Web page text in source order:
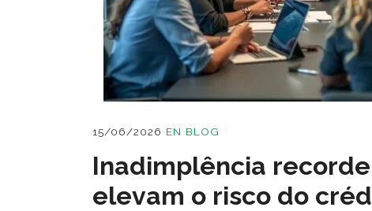
15/06/2026 EN BLOG
Inadimplência
elevam o risco do